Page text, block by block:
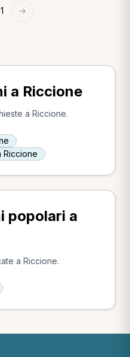
→
a Riccione
a Riccione.
Riccione
popolari a
a Riccione.